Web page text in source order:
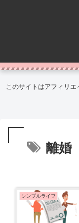
このサイトはアフィリ
離婚
シンプルライフ